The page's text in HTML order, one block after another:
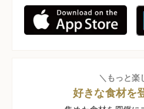
＼もっと楽
好きな食材を